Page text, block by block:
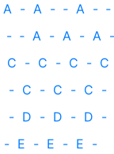
A - A - ‐ A - ‐
- ‐ A - A - A -
C - C - C - C
- C - C - C -
- D - D - D -
- E - E - E -